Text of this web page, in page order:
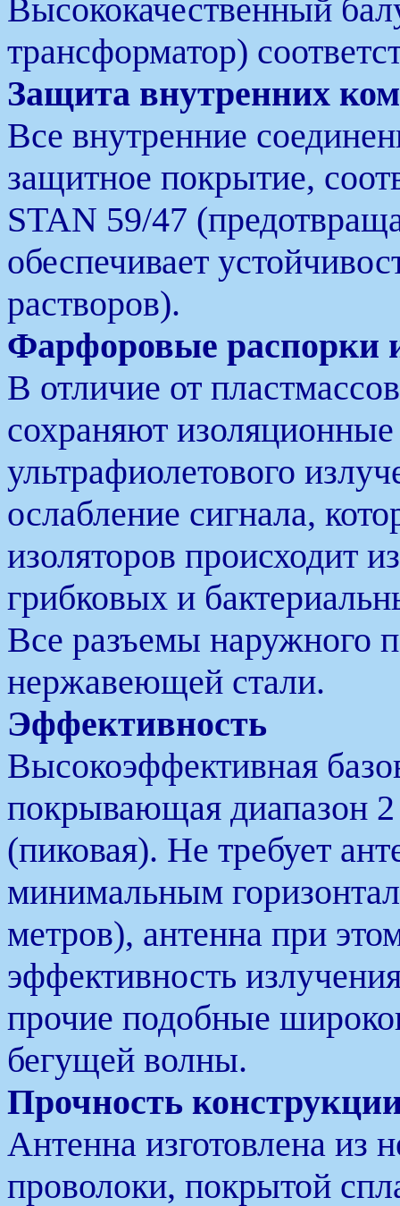
Высококачественный
трансформатор)
Защита внутренних
Все внутренние
защитное покрытие,
STAN 59/47
обеспечивает
растворов).
Фарфоровые распорки
В отличие от
сохраняют
ультрафиолетового
ослабление сигнала,
изоляторов происходит
грибковых и
Все разъемы наружного
нержавеющей стали.
Эффективность
Высокоэффективная
покрывающая диапазон
(пиковая). Не требует
минимальным
метров), антенна при
эффективность
прочие подобные
бегущей волны.
Прочность
Антенна изготовлена из
проволоки, покрытой